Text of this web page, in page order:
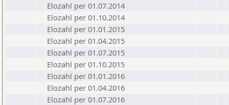
Elozahl per 01.07.2014
Elozahl per 01.10.2014
Elozahl per 01.01.2015
Elozahl per 01.04.2015
Elozahl per 01.07.2015
Elozahl per 01.10.2015
Elozahl per 01.01.2016
Elozahl per 01.04.2016
Elozahl per 01.07.2016